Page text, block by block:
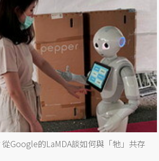
Google的LaMDA談如何與「牠」共存